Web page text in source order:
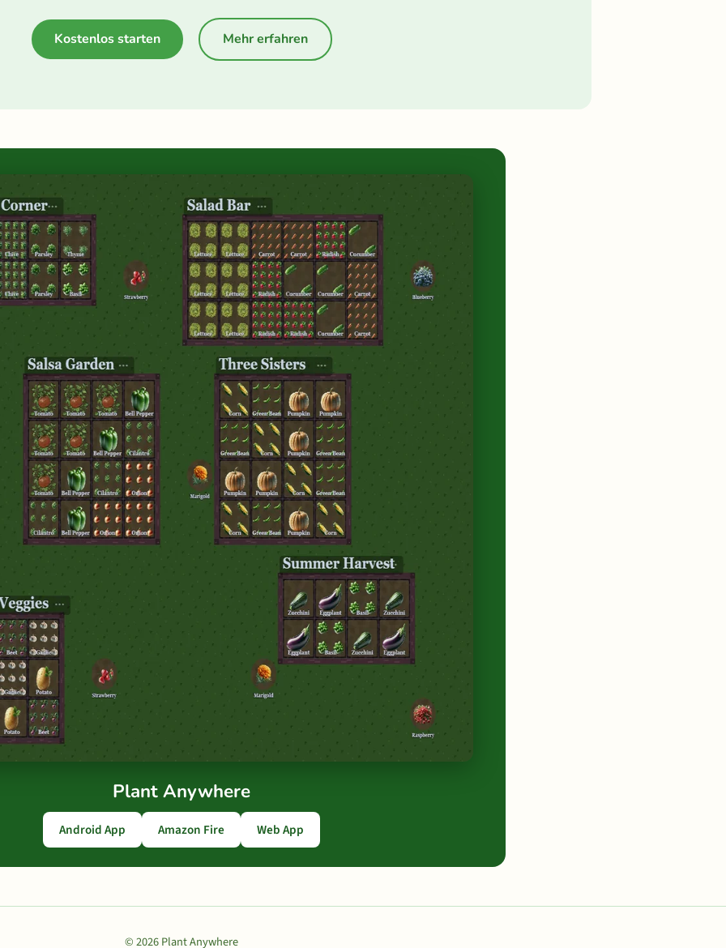
Kostenlos starten Mehr erfahren
Plant Anywhere
Android App Amazon Fire Web App
© 2026 Plant Anywhere